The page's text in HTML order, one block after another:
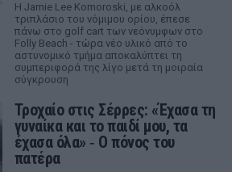
Η Jamie Lee Komoroski, με αλκοόλ
τριπλάσιο του νόμιμου ορίου, έπεσε
πάνω στο golf cart των νεόνυμφων στο
Folly Beach - τώρα νέο υλικό από το
αστυνομικό τμήμα αποκαλύπτει τη
συμπεριφορά της λίγο μετά τη μοιραία
σύγκρουση
Τροχαίο στις Σέρρες: «Έχασα τη
γυναίκα και το παιδί μου, τα
έχασα όλα» ‑ Ο πόνος του
πατέρα